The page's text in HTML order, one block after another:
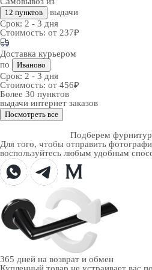
12 пунктов
выдачи
Срок: 2 - 3 дня
Стоимость: от 237₽
Доставка курьером
по
Иваново
Срок: 2 - 3 дня
Стоимость: от 456₽
Более 30 пунктов
выдачи интернет заказов
Посмотреть все
Подберем
Для того, чтобы отправить
воспользуйтесь любым удобным
365 дней на возврат и обмен